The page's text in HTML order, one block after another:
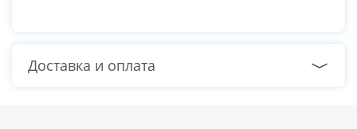
Доставка и оплата